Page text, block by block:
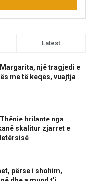
Latest
një tragjedi e
me të keqes, vuajtja
brilante nga
skalitur zjarret e
përse i shohim,